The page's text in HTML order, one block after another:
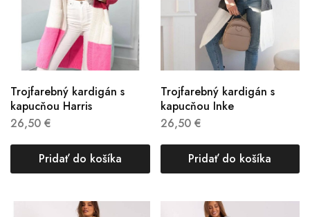
Trojfarebný kardigán s
kapucňou Harris
26,50 €
Pridať do košíka
Trojfarebný kardigán s
kapucňou Inke
26,50 €
Pridať do košíka